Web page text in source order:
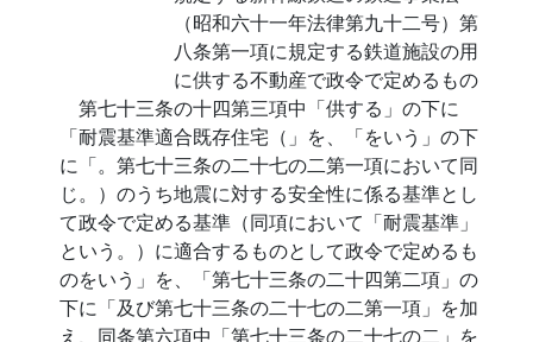
（昭和六十一年法律第九十二号）第
八条第一項に規定する鉄道施設の用
に供する不動産で政令で定めるもの
第七十三条の十四第三項中「供する」の下に
「耐震基準適合既存住宅（」を、「をいう」の下
に「。第七十三条の二十七の二第一項において同
じ。）のうち地震に対する安全性に係る基準とし
て政令で定める基準（同項において「耐震基準」
という。）に適合するものとして政令で定めるも
のをいう」を、「第七十三条の二十四第二項」の
下に「及び第七十三条の二十七の二第一項」を加
え、同条第六項中「第七十三条の二十七の二」を